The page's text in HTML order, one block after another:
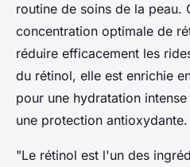
routine de soins de la peau.
concentration optimale de
réduire efficacement les
du rétinol, elle est enrichie
pour une hydratation
une protection antioxydante.
"Le rétinol est l'un des